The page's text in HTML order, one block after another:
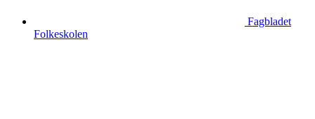
Fagbladet
Folkeskolen